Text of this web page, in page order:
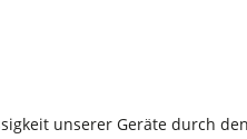
unserer Geräte durch